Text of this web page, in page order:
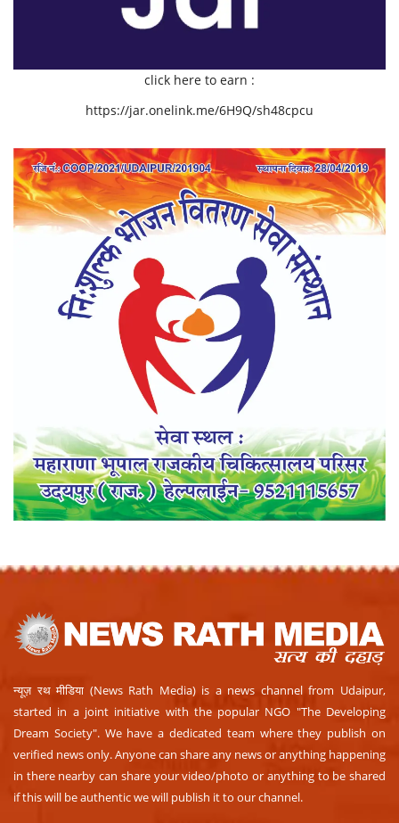
click here to earn :
https://jar.onelink.me/6H9Q/sh48cpcu
न्यूज़ रथ मीडिया (News Rath Media) is a news channel from Udaipur,
started in a joint initiative with the popular NGO "The Developing
Dream Society". We have a dedicated team where they publish on
verified news only. Anyone can share any news or anything happening
in there nearby can share your video/photo or anything to be shared
if this will be authentic we will publish it to our channel.